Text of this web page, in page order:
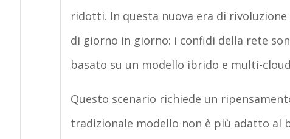
ridotti. In questa nuova era di
di giorno in giorno: i confidi della rete
basato su un modello ibrido e multi-
Questo scenario richiede un
tradizionale modello non è più adatto al